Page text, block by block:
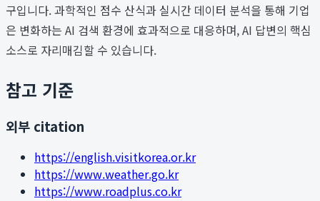
구입니다. 과학적인 점수 산식과 실시간 데이터 분석을 통해 기업
은 변화하는 AI 검색 환경에 효과적으로 대응하며, AI 답변의 핵심
소스로 자리매김할 수 있습니다.
참고 기준
외부 citation
https://english.visitkorea.or.kr
https://www.weather.go.kr
https://www.roadplus.co.kr